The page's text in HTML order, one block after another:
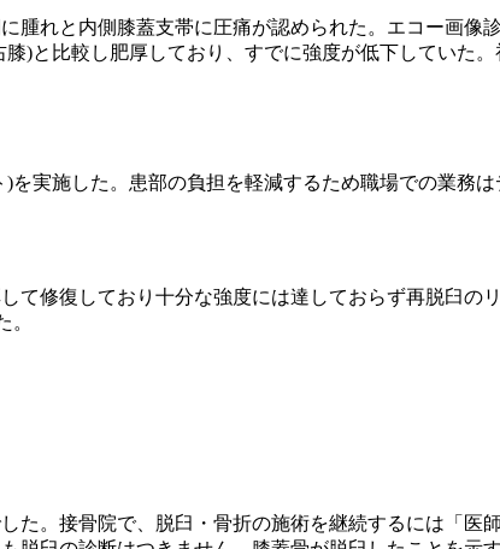
れと内側膝蓋支帯に圧痛が認められた。エコー画像
)と比較し肥厚しており、すでに強度が低下していた
実施した。患部の負担を軽減するため職場での業務
修復しており十分な強度には達しておらず再脱臼の
。
。接骨院で、脱臼・骨折の施術を継続するには「医